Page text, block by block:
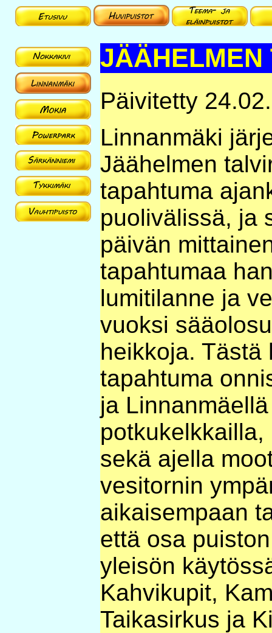
JÄÄHELMEN
Päivitetty
Linnanmäki
Jäähelmen
tapahtuma
puolivälissä, ja
päivän
tapahtumaa
lumitilanne ja
vuoksi
heikkoja. Tästä
tapahtuma
ja
sekä ajella
vesitornin
aikaisempaan
että osa
yleisön
Kahvikupit,
Taikasirkus ja